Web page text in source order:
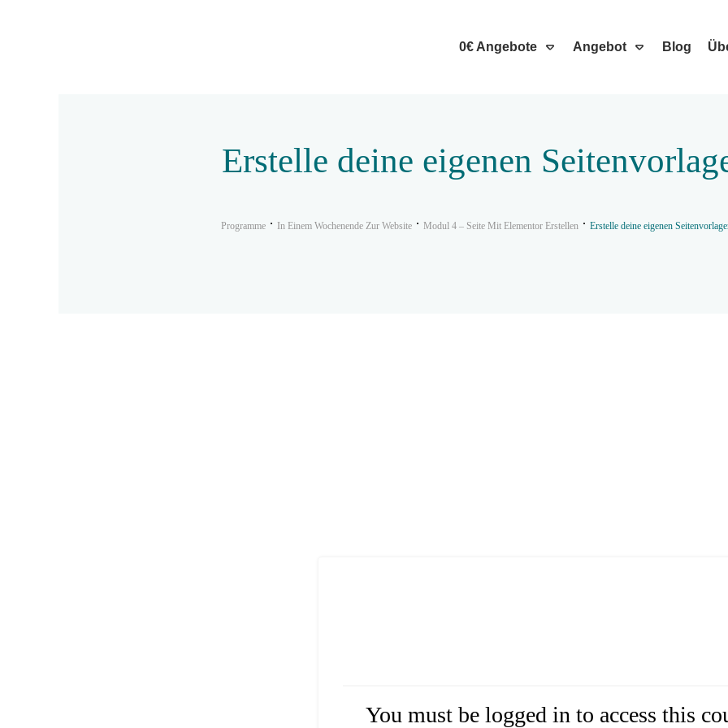
0€ Angebote Angebot Blog
Erstelle deine eigenen
Programme In Einem Wochenende Zur Website Modul 4 – Seite Mit Elementor Erstellen Erstelle deine eigenen
You must be logged in to access this